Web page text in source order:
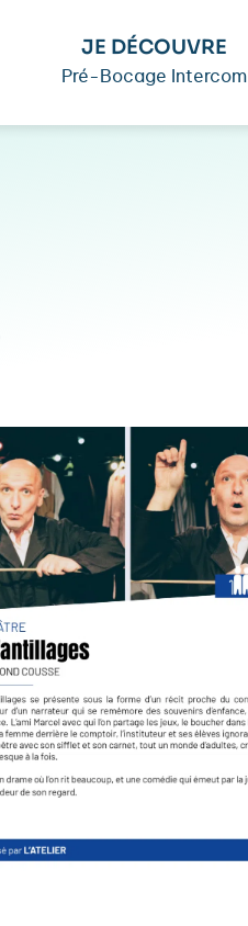
JE DÉCOUVRE
Pré-Bocage Intercom